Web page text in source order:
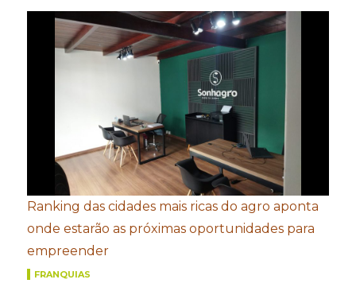
Ranking das cidades mais ricas do agro aponta
onde estarão as próximas oportunidades para
empreender
FRANQUIAS